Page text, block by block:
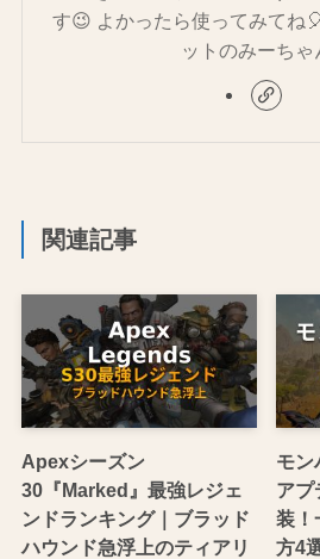
す😉 よかったら使ってみてね
ットのみーちゃ
関連記事
Apexシーズン
30『Marked』最強レジェ
ンドランキング｜ブラッド
ハウンド急浮上のティアリ
モン
ア
装！
方4